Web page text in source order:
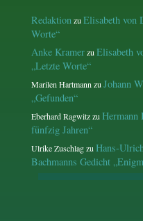
RedaktionzuElisabeth von
Worte“
Anke KramerzuElisabeth
„Letzte Worte“
Marilen HartmannzuJohann
„Gefunden“
Eberhard RagwitzzuHermann
fünfzig Jahren“
Ulrike ZuschlagzuHans-
Bachmanns Gedicht